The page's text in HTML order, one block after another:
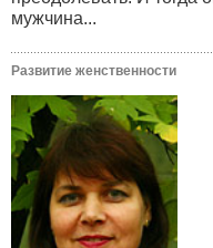
мужчина...
Развитие женственности